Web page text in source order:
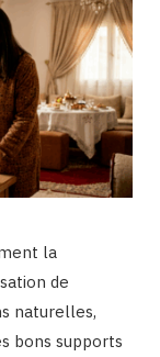
la
de
naturelles,
bons supports